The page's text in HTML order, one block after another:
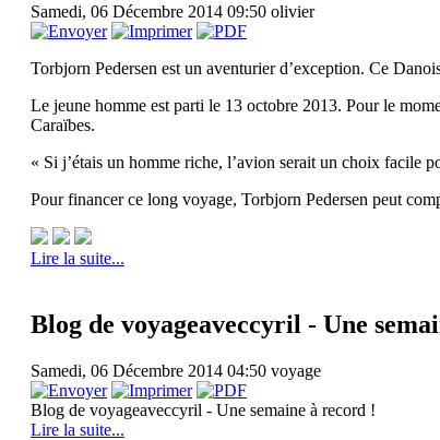
Samedi, 06 Décembre 2014 09:50 olivier
Torbjorn Pedersen est un aventurier d’exception. Ce
Le jeune homme est parti le 13 octobre 2013. Pour le
Caraïbes.
« Si j’étais un homme riche, l’avion serait un choix facile
Pour financer ce long voyage, Torbjorn Pedersen peut
Lire la suite...
Blog de voyageaveccyril - Une
Samedi, 06 Décembre 2014 04:50 voyage
Blog de voyageaveccyril - Une semaine à record !
Lire la suite...